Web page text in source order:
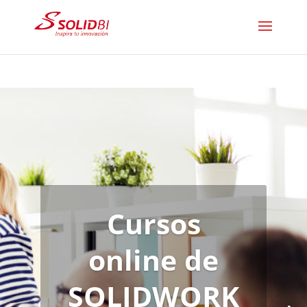
Cursos
online de
SOLIDWORK